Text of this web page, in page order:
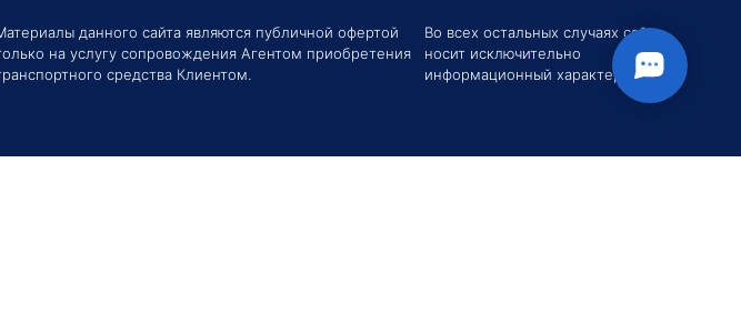
данного сайта являются публичной офертой
на услугу сопровождения Агентом приобретения
средства Клиентом.
Во всех остальных случаях сайт
носит исключительно
информационный характер.
Здравствуйте! Если у вас есть вопросы (Цена,
Сроки поставки, условия договора и пр.) можете
задать их мне в чат!